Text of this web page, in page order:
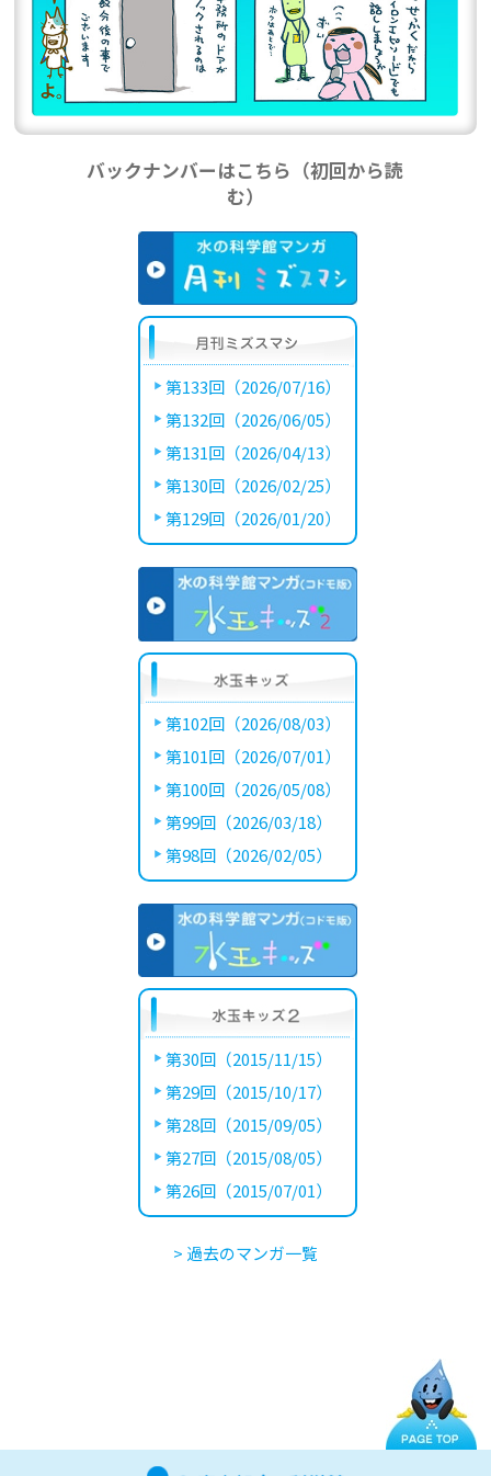
バックナンバーはこちら（初回から読
む）
第133回（2026/07/16）
第132回（2026/06/05）
第131回（2026/04/13）
第130回（2026/02/25）
第129回（2026/01/20）
第102回（2026/08/03）
第101回（2026/07/01）
第100回（2026/05/08）
第99回（2026/03/18）
第98回（2026/02/05）
第30回（2015/11/15）
第29回（2015/10/17）
第28回（2015/09/05）
第27回（2015/08/05）
第26回（2015/07/01）
> 過去のマンガ一覧